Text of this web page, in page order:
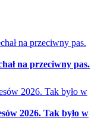
na przeciwny pas.
2026. Tak było w